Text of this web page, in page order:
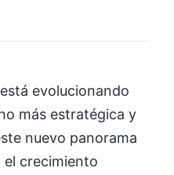
evolucionando
más estratégica y
nuevo panorama
el crecimiento